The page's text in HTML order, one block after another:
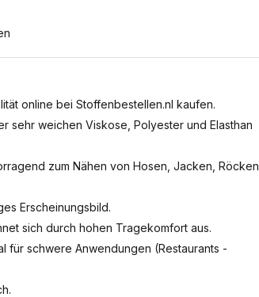
online bei Stoffenbestellen.nl kaufen.
sehr weichen Viskose, Polyester und Elasthan
zum Nähen von Hosen, Jacken, Röcken
Erscheinungsbild.
sich durch hohen Tragekomfort aus.
für schwere Anwendungen (Restaurants -